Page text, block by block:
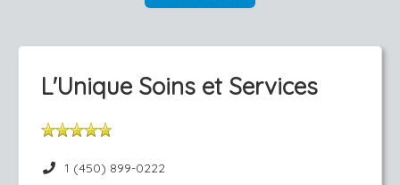
L'Unique Soins et Services
1 (450) 899-0222